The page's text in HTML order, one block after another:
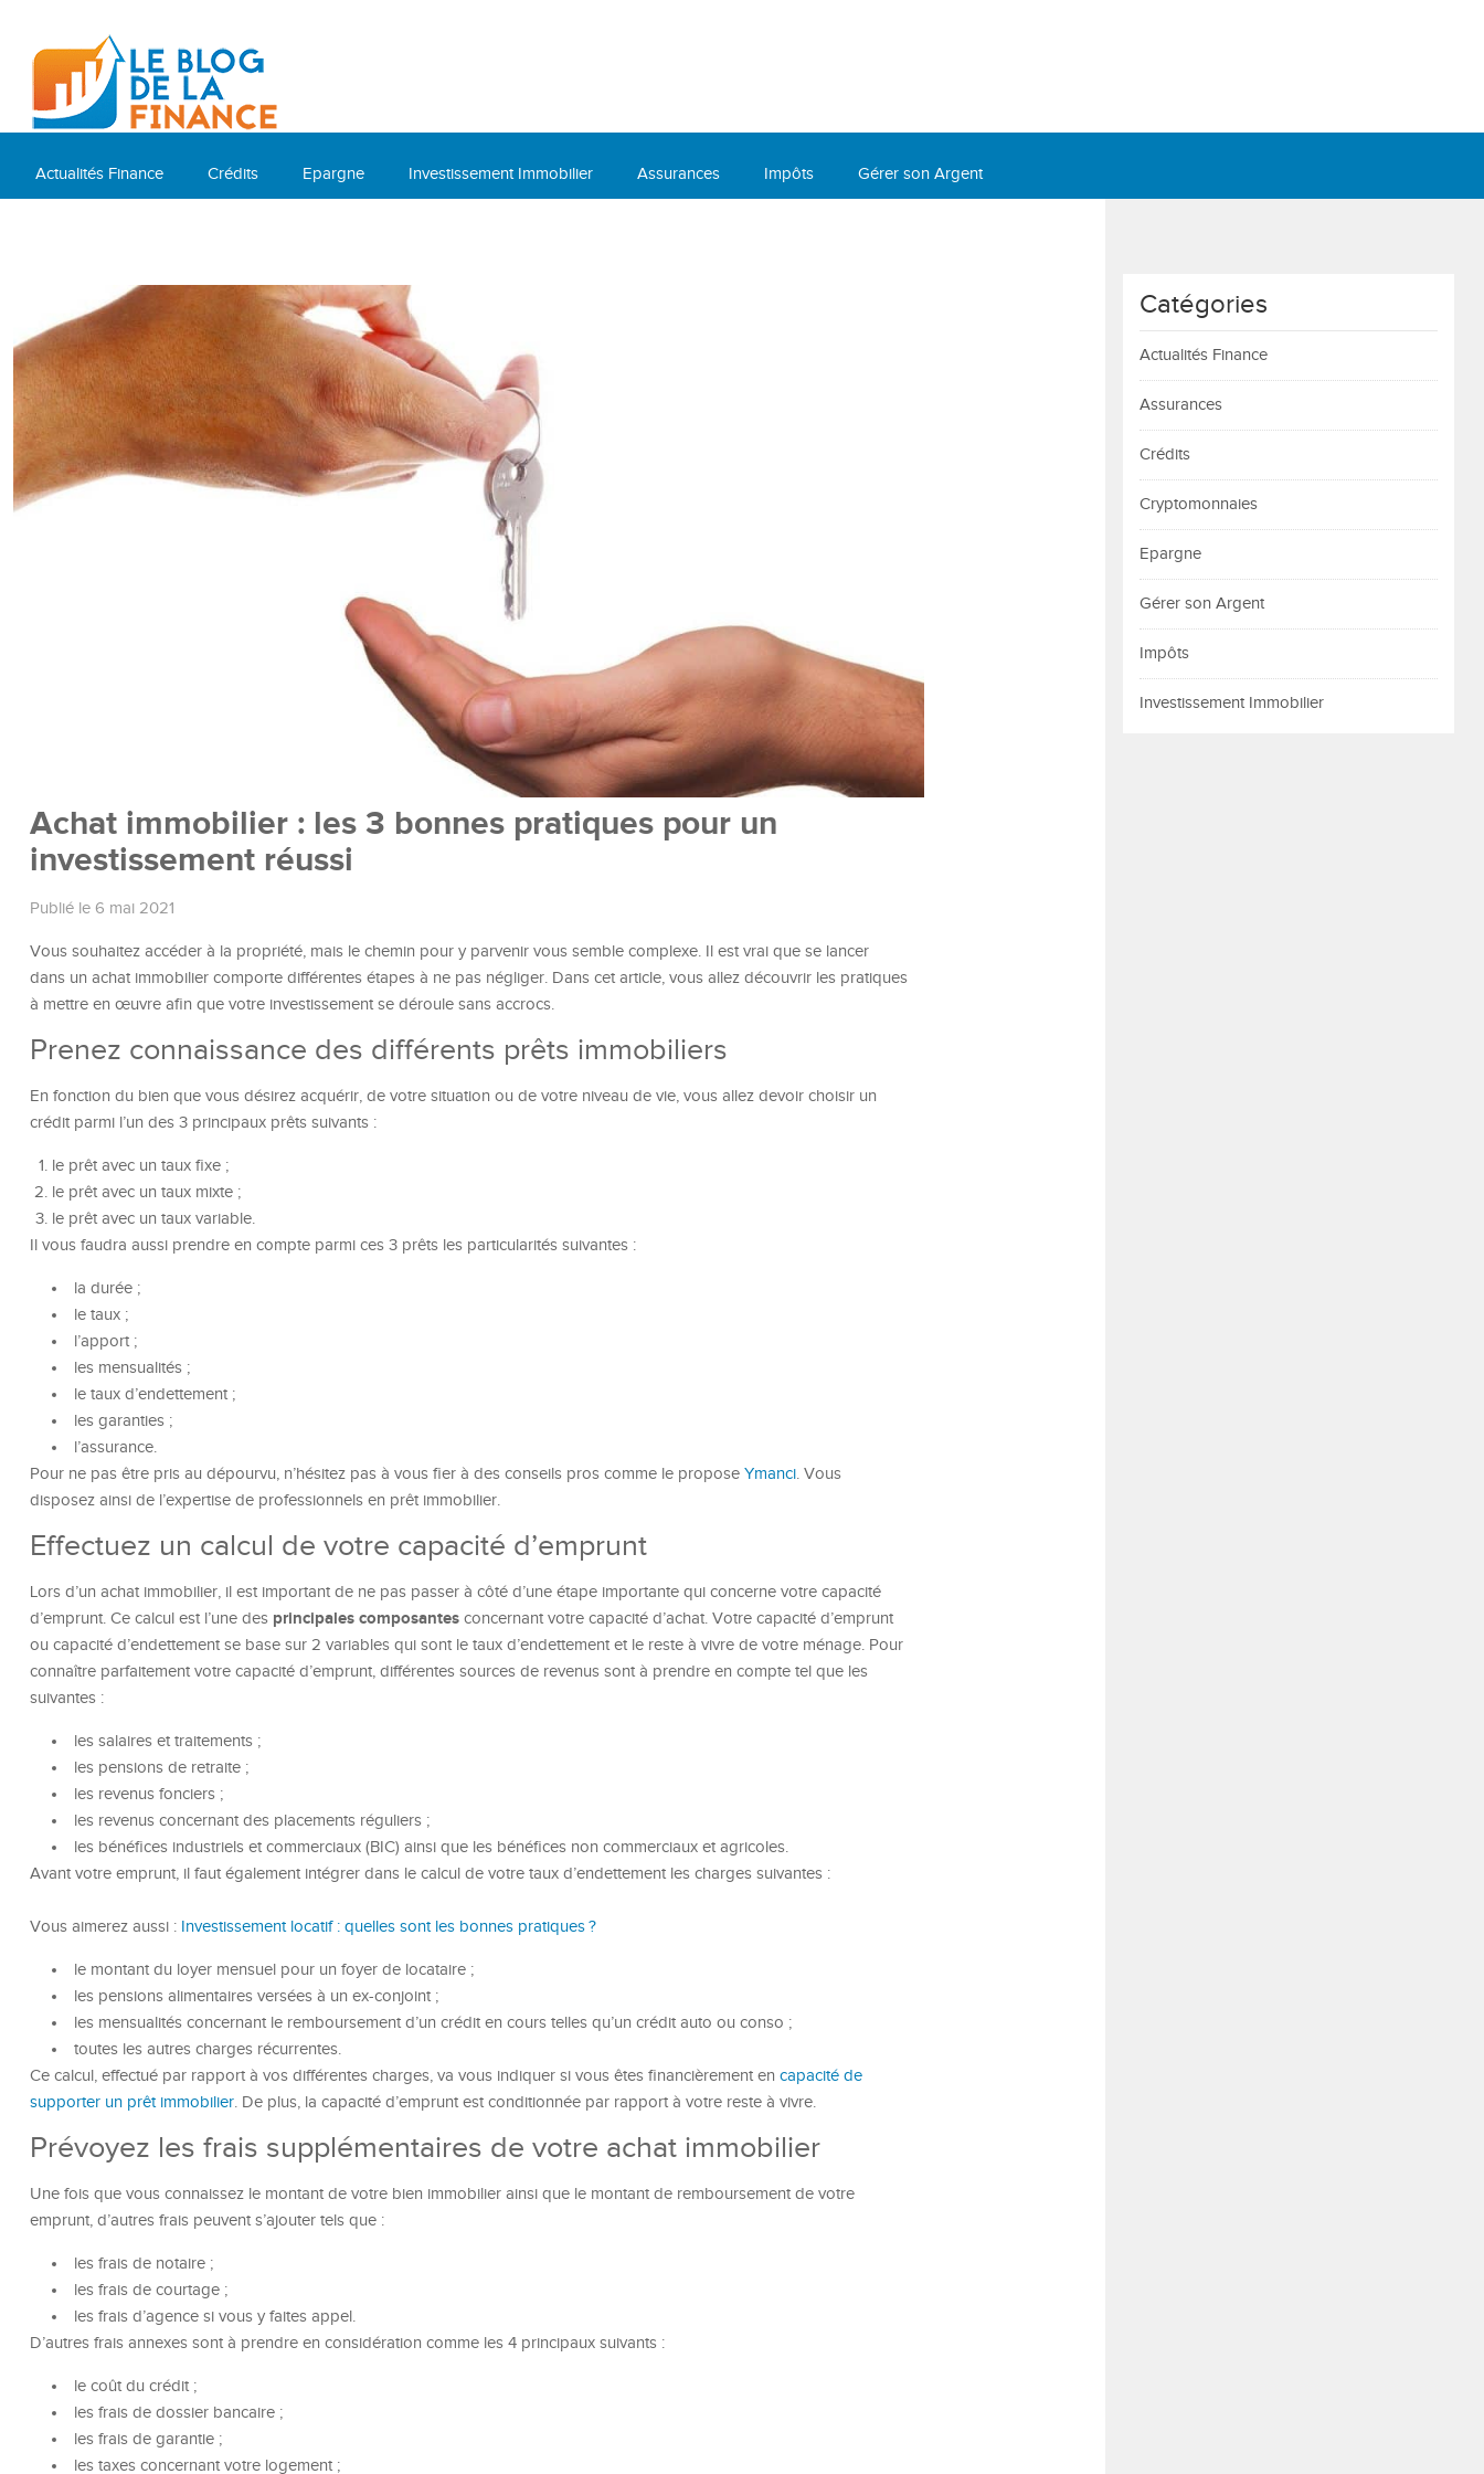
Actualités Finance Crédits Epargne Investissement Immobilier Assurances Impôts Gérer son Argent
Achat immobilier : les 3 bonnes pratiques pour un
investissement réussi
Publié le 6 mai 2021
Vous souhaitez accéder à la propriété, mais le chemin pour y parvenir vous semble complexe. Il est vrai que se lancer
dans un achat immobilier comporte différentes étapes à ne pas négliger. Dans cet article, vous allez découvrir les pratiques
à mettre en œuvre afin que votre investissement se déroule sans accrocs.
Prenez connaissance des différents prêts immobiliers
En fonction du bien que vous désirez acquérir, de votre situation ou de votre niveau de vie, vous allez devoir choisir un
crédit parmi l’un des 3 principaux prêts suivants :
le prêt avec un taux fixe ;
le prêt avec un taux mixte ;
le prêt avec un taux variable.
Il vous faudra aussi prendre en compte parmi ces 3 prêts les particularités suivantes :
la durée ;
le taux ;
l’apport ;
les mensualités ;
le taux d’endettement ;
les garanties ;
l’assurance.
Pour ne pas être pris au dépourvu, n’hésitez pas à vous fier à des conseils pros comme le propose Ymanci. Vous
disposez ainsi de l’expertise de professionnels en prêt immobilier.
Effectuez un calcul de votre capacité d’emprunt
Lors d’un achat immobilier, il est important de ne pas passer à côté d’une étape importante qui concerne votre capacité
d’emprunt. Ce calcul est l’une des principales composantes concernant votre capacité d’achat. Votre capacité d’emprunt
ou capacité d’endettement se base sur 2 variables qui sont le taux d’endettement et le reste à vivre de votre ménage. Pour
connaître parfaitement votre capacité d’emprunt, différentes sources de revenus sont à prendre en compte tel que les
suivantes :
les salaires et traitements ;
les pensions de retraite ;
les revenus fonciers ;
les revenus concernant des placements réguliers ;
les bénéfices industriels et commerciaux (BIC) ainsi que les bénéfices non commerciaux et agricoles.
Avant votre emprunt, il faut également intégrer dans le calcul de votre taux d’endettement les charges suivantes :
Vous aimerez aussi : Investissement locatif : quelles sont les bonnes pratiques ?
le montant du loyer mensuel pour un foyer de locataire ;
les pensions alimentaires versées à un ex-conjoint ;
les mensualités concernant le remboursement d’un crédit en cours telles qu’un crédit auto ou conso ;
toutes les autres charges récurrentes.
Ce calcul, effectué par rapport à vos différentes charges, va vous indiquer si vous êtes financièrement en capacité de
supporter un prêt immobilier. De plus, la capacité d’emprunt est conditionnée par rapport à votre reste à vivre.
Prévoyez les frais supplémentaires de votre achat immobilier
Une fois que vous connaissez le montant de votre bien immobilier ainsi que le montant de remboursement de votre
emprunt, d’autres frais peuvent s’ajouter tels que :
les frais de notaire ;
les frais de courtage ;
les frais d’agence si vous y faites appel.
D’autres frais annexes sont à prendre en considération comme les 4 principaux suivants :
le coût du crédit ;
les frais de dossier bancaire ;
les frais de garantie ;
les taxes concernant votre logement ;
Catégories
Actualités Finance
Assurances
Crédits
Cryptomonnaies
Epargne
Gérer son Argent
Impôts
Investissement Immobilier